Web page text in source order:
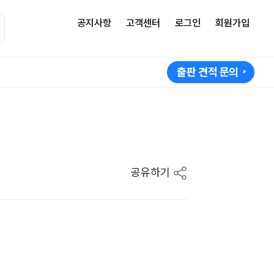
공지사항 고객센터 로그인 회원가입
출판 견적 문의
공유하기